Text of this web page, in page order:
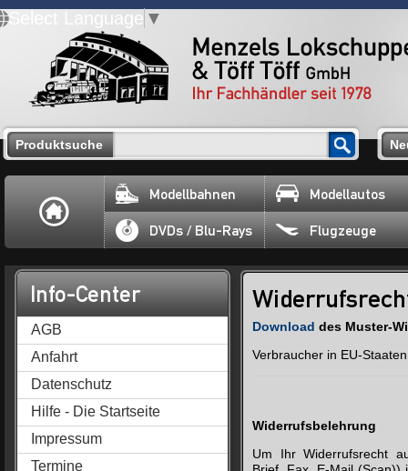
Select Language ▼
Produktsuche
Modellbahnen Modellautos
DVDs / Blu-Rays Flugzeuge
Info-Center
AGB
Anfahrt
Datenschutz
Hilfe - Die Startseite
Impressum
Termine
Download des Muster-
Verbraucher in EU-
Widerrufsbelehrung
Um Ihr Widerrufsrecht